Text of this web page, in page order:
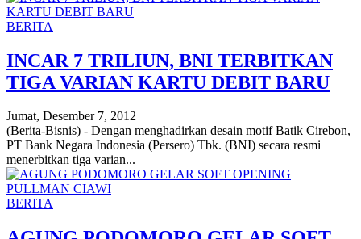
BERITA
INCAR 7 TRILIUN, BNI TERBITKAN
TIGA VARIAN KARTU DEBIT BARU
Jumat, Desember 7, 2012
(Berita-Bisnis) - Dengan menghadirkan desain motif Batik Cirebon,
PT Bank Negara Indonesia (Persero) Tbk. (BNI) secara resmi
menerbitkan tiga varian...
BERITA